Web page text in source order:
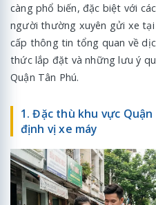
càng phổ biến, đặc biệt với
người thường xuyên gửi xe tại
cấp thông tin tổng quan về
thức lắp đặt và những lưu ý
Quận Tân Phú.
1. Đặc thù khu vực
định vị xe máy